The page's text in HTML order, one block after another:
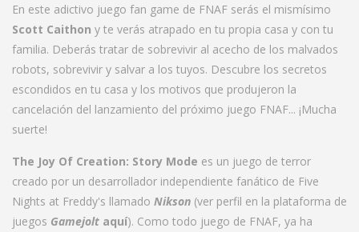
En este adictivo juego fan game de FNAF serás el mismísimo
Scott Caithon y te verás atrapado en tu propia casa y con tu
familia. Deberás tratar de sobrevivir al acecho de los malvados
robots, sobrevivir y salvar a los tuyos. Descubre los secretos
escondidos en tu casa y los motivos que produjeron la
cancelación del lanzamiento del próximo juego FNAF... ¡Mucha
suerte!
The Joy Of Creation: Story Mode es un juego de terror
creado por un desarrollador independiente fanático de Five
Nights at Freddy's llamado Nikson (ver perfil en la plataforma de
juegos Gamejolt aquí). Como todo juego de FNAF, ya ha